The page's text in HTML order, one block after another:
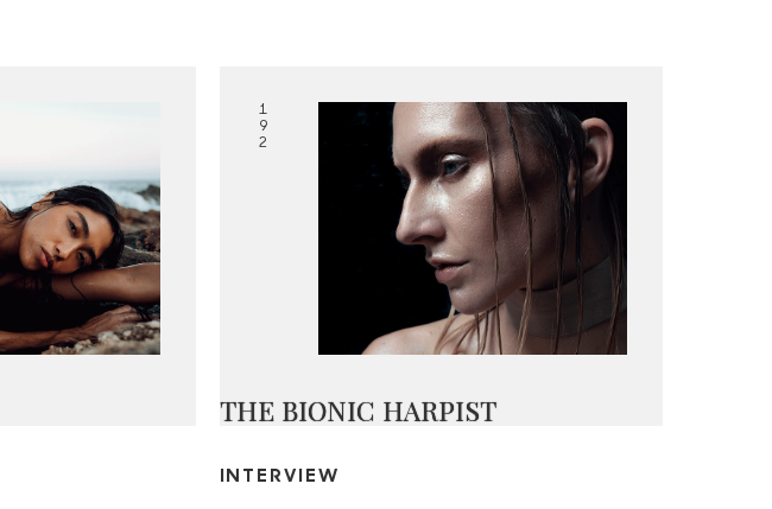
1
9
2
THE BIONIC HARPIST
INTERVIEW